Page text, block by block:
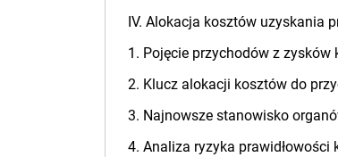
IV. Alokacja kosztów uzyskania
1. Pojęcie przychodów z zysków
2. Klucz alokacji kosztów do
3. Najnowsze stanowisko
4. Analiza ryzyka prawidłowości